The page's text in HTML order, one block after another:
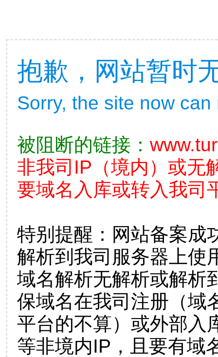
抱歉，网站暂时
Sorry, the site now
被阻断的链接：
非我司IP（境内）或无
要域名入库或转入我司
特别提醒：网站备案成
解析到我司服务器上使
域名解析无解析或解析
保域名在我司注册（域
平台的不算）或外部入
等非境内IP，且要有域